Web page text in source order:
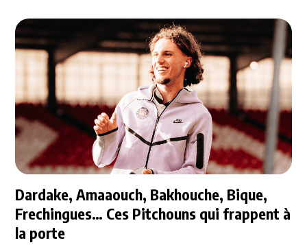
Dardake, Amaaouch, Bakhouche, Bique,
Frechingues… Ces Pitchouns qui frappent à
la porte